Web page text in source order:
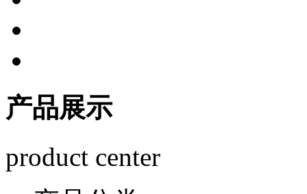
产品展示
product center